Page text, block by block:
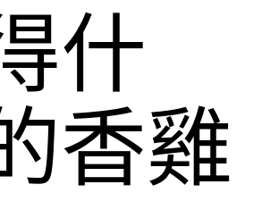
什
香雞